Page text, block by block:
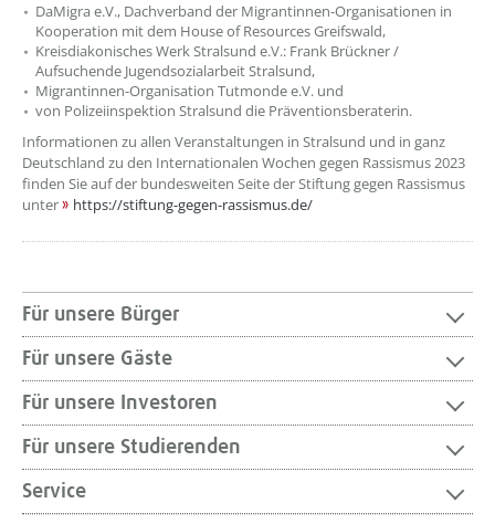
DaMigra e.V., Dachverband der Migrantinnen-Organisationen in
Kooperation mit dem House of Resources Greifswald,
Kreisdiakonisches Werk Stralsund e.V.: Frank Brückner /
Aufsuchende Jugendsozialarbeit Stralsund,
Migrantinnen-Organisation Tutmonde e.V. und
von Polizeiinspektion Stralsund die Präventionsberaterin.
Informationen zu allen Veranstaltungen in Stralsund und in ganz
Deutschland zu den Internationalen Wochen gegen Rassismus 2023
finden Sie auf der bundesweiten Seite der Stiftung gegen Rassismus
unter
https://stiftung-gegen-rassismus.de/
Für unsere Bürger
Für unsere Gäste
Für unsere Investoren
Für unsere Studierenden
Service